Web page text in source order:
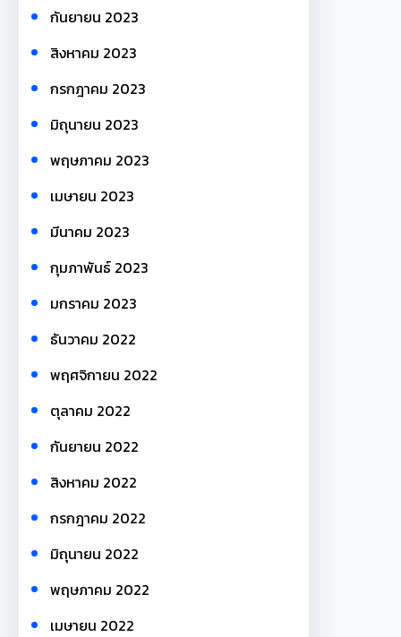
กันยายน 2023
สิงหาคม 2023
กรกฎาคม 2023
มิถุนายน 2023
พฤษภาคม 2023
เมษายน 2023
มีนาคม 2023
กุมภาพันธ์ 2023
มกราคม 2023
ธันวาคม 2022
พฤศจิกายน 2022
ตุลาคม 2022
กันยายน 2022
สิงหาคม 2022
กรกฎาคม 2022
มิถุนายน 2022
พฤษภาคม 2022
เมษายน 2022